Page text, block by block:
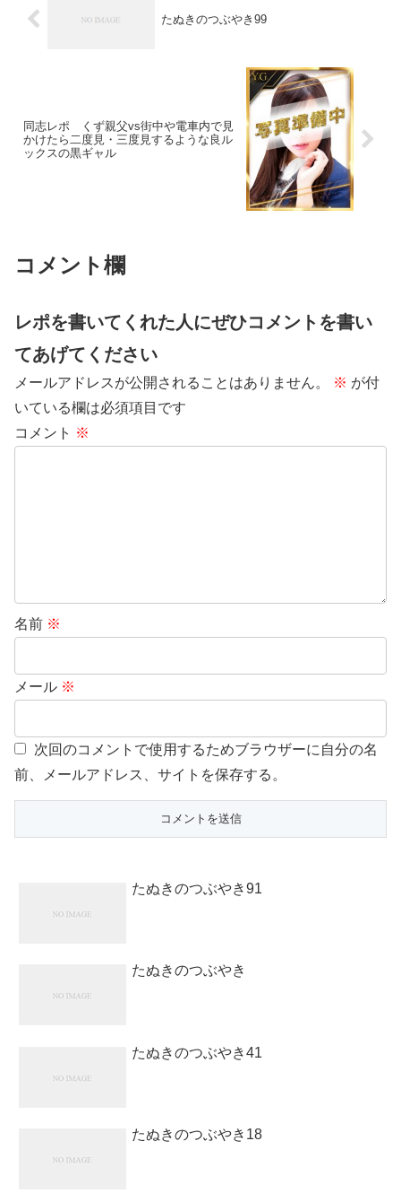
たぬきのつぶやき99
同志レポ くず親父vs街中や電車内で見
かけたら二度見・三度見するような良ル
ックスの黒ギャル
コメント欄
レポを書いてくれた人にぜひコメントを書い
てあげてください
メールアドレスが公開されることはありません。 ※ が付
いている欄は必須項目です
コメント ※
名前 ※
メール ※
次回のコメントで使用するためブラウザーに自分の名
前、メールアドレス、サイトを保存する。
たぬきのつぶやき91
たぬきのつぶやき
たぬきのつぶやき41
たぬきのつぶやき18